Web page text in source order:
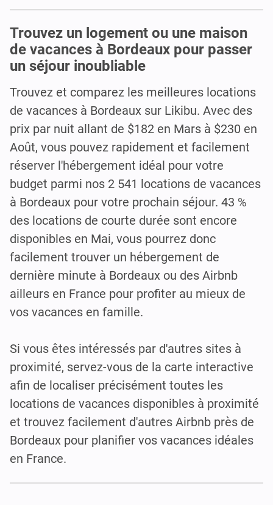
Trouvez un logement ou une maison
de vacances à Bordeaux pour passer
un séjour inoubliable
Trouvez et comparez les meilleures locations
de vacances à Bordeaux sur Likibu. Avec des
prix par nuit allant de $182 en Mars à $230 en
Août, vous pouvez rapidement et facilement
réserver l'hébergement idéal pour votre
budget parmi nos 2 541 locations de vacances
à Bordeaux pour votre prochain séjour. 43 %
des locations de courte durée sont encore
disponibles en Mai, vous pourrez donc
facilement trouver un hébergement de
dernière minute à Bordeaux ou des Airbnb
ailleurs en France pour profiter au mieux de
vos vacances en famille.
Si vous êtes intéressés par d'autres sites à
proximité, servez-vous de la carte interactive
afin de localiser précisément toutes les
locations de vacances disponibles à proximité
et trouvez facilement d'autres Airbnb près de
Bordeaux pour planifier vos vacances idéales
en France.